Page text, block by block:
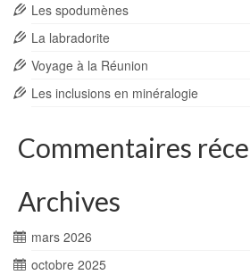
Les spodumènes
La labradorite
Voyage à la Réunion
Les inclusions en minéralogie
Commentaires
Archives
mars 2026
octobre 2025